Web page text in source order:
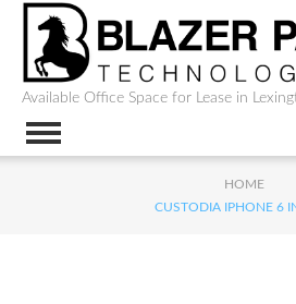
Available Office Space for Lease in
HOME
CUSTODIA IPHONE 6